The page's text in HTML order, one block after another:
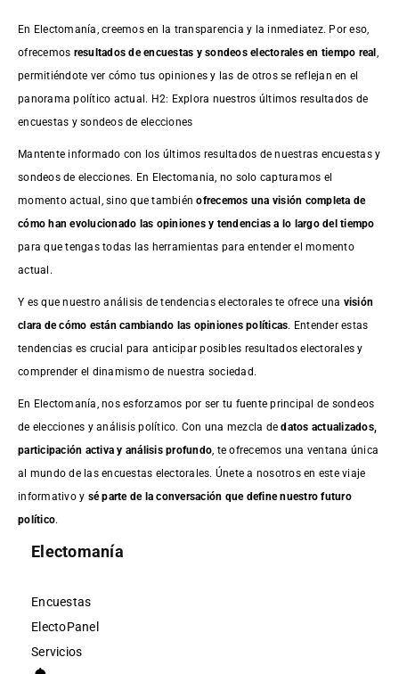
En Electomanía, creemos en la transparencia y la inmediatez. Por eso,
ofrecemos resultados deencuestas y sondeos electorales en tiempo real
permitiéndote ver cómo tus opiniones y las de otros se reflejan en el
panorama político actual. H2: Explora nuestros últimos resultados de
encuestas y sondeos de elecciones
Mantente informado con los últimos resultados de nuestras encuestasy
sondeos de elecciones. En Electomania, no solo capturamos el
momento actual, sino que tambiénofrecemos una visión completa de
cómo han evolucionado las opiniones y tendencias a lo largo del tiempo
para que tengas todas las herramientas para entender el momento
actual.
Y es que nuestro análisis de tendencias electorales te ofrece una visión
clara de cómo están cambiando las opiniones políticas. Entender estas
tendencias es crucial para anticipar posibles resultados electorales y
comprender el dinamismo de nuestra sociedad.
En Electomanía, nos esforzamos por ser tu fuente principal de sondeos
de elecciones y análisis político. Con una mezcla dedatos actualizados,
participación activa y análisis profundo , te ofrecemos una ventana única
al mundo de las encuestas electorales. Únete a nosotros en este viaje
informativo y sé parte de la conversación que define nuestro futuro
político.
Electomanía
Encuestas
ElectoPanel
Servicios